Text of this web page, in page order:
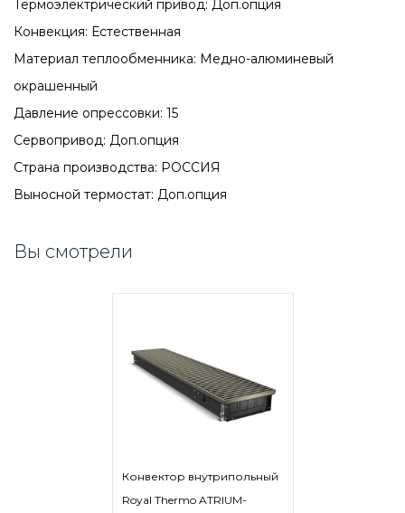
Термоэлектрический привод: Доп.опция
Конвекция: Естественная
Материал теплообменника: Медно-алюминевый
окрашенный
Давление опрессовки: 15
Сервопривод: Доп.опция
Страна производства: РОССИЯ
Выносной термостат: Доп.опция
Вы смотрели
Конвектор внутрипольный
Royal Thermo ATRIUM-